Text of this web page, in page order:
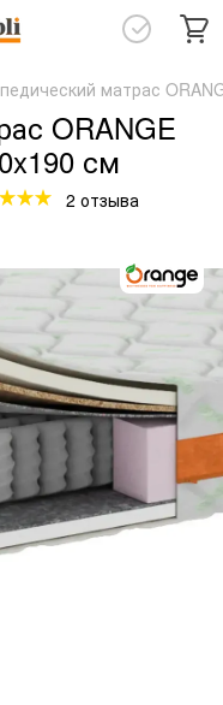
матрас
ORANGE
см
2 отзыва